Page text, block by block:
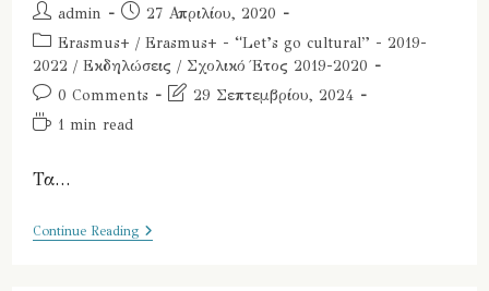
Post
author:
admin
Post
published:
27 Απριλίου, 2020
Post
category:
Erasmus+ / Erasmus+ - “Let’s go cultural” - 2019-
2022 / Εκδηλώσεις / Σχολικό Έτος 2019-2020
Post
comments:
0 Comments
Post29 Σεπτεμβρίου, 2024
Reading1 min read
Τα…
Continue ReadingErasmus+